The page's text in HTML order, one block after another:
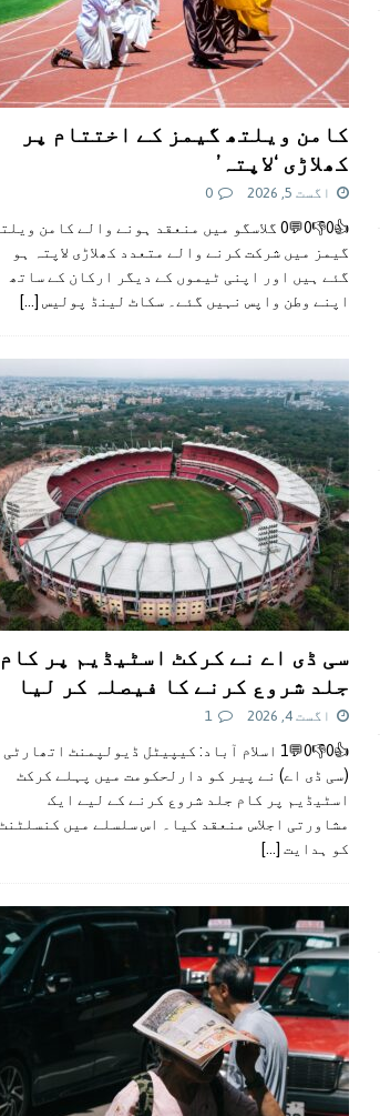
کامن ویلتھ گیمز کے اختتام پر
کھلاڑی ‘لاپتہ’
اگست 5, 2026 0
👍0👎0💬0 گلاسگو میں منعقد ہونے والے کامن
گیمز میں شرکت کرنے والے متعدد کھلاڑی لاپتہ ہو
گئے ہیں اور اپنی ٹیموں کے دیگر ارکان کے ساتھ
اپنے وطن واپس نہیں گئے۔ سکاٹ لینڈ پولیس [...]
سی ڈی اے نے کرکٹ اسٹیڈیم پر کام
جلد شروع کرنے کا فیصلہ کر لیا
اگست 4, 2026 1
👍0👎0💬1 اسلام آباد: کیپیٹل ڈیولپمنٹ اتھارٹی
(سی ڈی اے) نے پیر کو دارلحکومت میں پہلے کرکٹ
اسٹیڈیم پر کام جلد شروع کرنے کے لیے ایک
مشاورتی اجلاس منعقد کیا۔ اس سلسلے میں
کو ہدایت [...]